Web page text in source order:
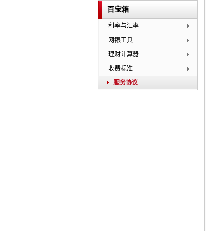
百宝箱
利率与汇率
网银工具
理财计算器
收费标准
服务协议